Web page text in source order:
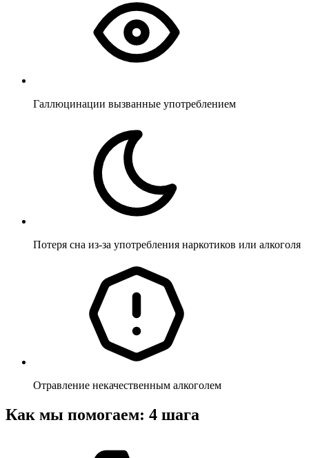
Галлюцинации вызванные употреблением
Потеря сна из-за употребления наркотиков или алкоголя
Отравление некачественным алкоголем
Как мы помогаем: 4 шага